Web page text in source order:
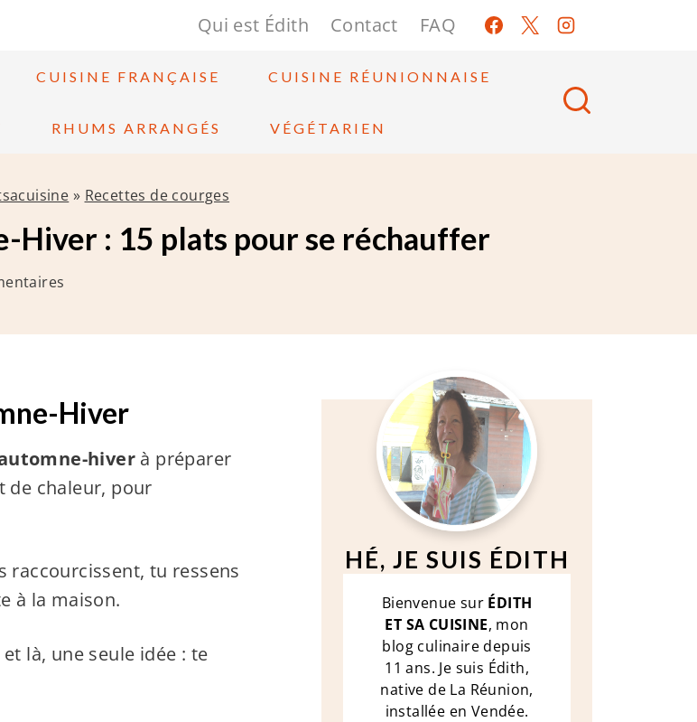
Qui est Édith Contact FAQ
CUISINE FRANÇAISE CUISINE RÉUNIONNAISE
RHUMS ARRANGÉS VÉGÉTARIEN
» Recettes de courges
Hiver : 15 plats pour se réchauffer
Hiver
hiverà préparer
de chaleur, pour
raccourcissent, tu ressens
à la maison.
là, une seule idée : te
HÉ, JE SUIS ÉDITH
Bienvenue sur ÉDITH
ET SA CUISINE, mon
blog culinaire depuis
11 ans. Je suis Édith,
native de La Réunion,
installée en Vendée.